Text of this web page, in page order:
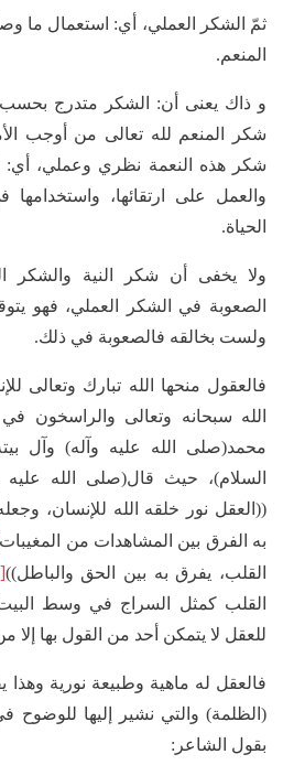
ثمّ الشكر العملي، أي: استعمال ما
المنعم.
و ذاك يعنى أن: الشكر متدرج بحسب
شكر المنعم لله تعالى من أوجب
شكر هذه النعمة نظري وعملي، أي:
والعمل على ارتقائها،
الحياة.
ولا يخفى أن شكر النية والشكر
الصعوبة في الشكر العملي، فهو
ولست بخالقه فالصعوبة في ذلك.
فالعقول منحها الله تبارك وتعالى
الله سبحانه وتعالى والراسخون
محمد(صلى الله عليه وآله) وآل
السلام)، حيث قال(صلى الله عليه
((العقل نور خلقه الله للإنسان،
به الفرق بين المشاهدات من
القلب، يفرق به بين الحق والباطل))[
للعقل لا يتمكن أحد من القول بها
فالعقل له ماهية وطبيعة نورية
(الظلمة) والتي نشير إليها
بقول الشاعر: